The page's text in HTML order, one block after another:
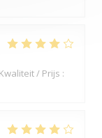
Kwaliteit / Prijs :